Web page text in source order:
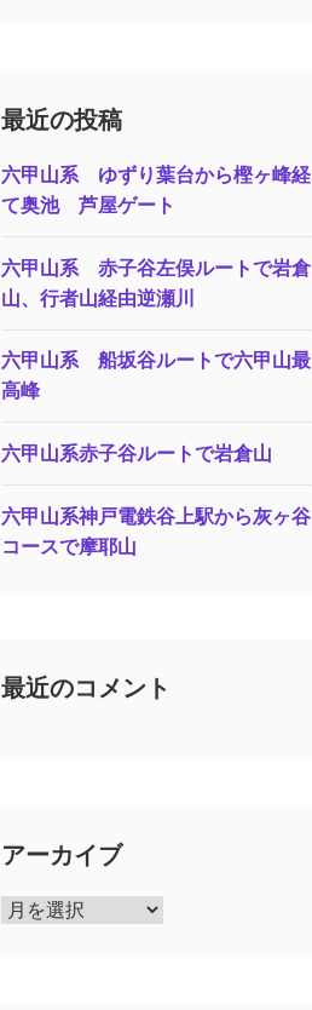
最近の投稿
六甲山系 ゆずり葉台から樫ヶ峰経
て奥池 芦屋ゲート
六甲山系 赤子谷左俣ルートで岩倉
山、行者山経由逆瀬川
六甲山系 船坂谷ルートで六甲山最
高峰
六甲山系赤子谷ルートで岩倉山
六甲山系神戸電鉄谷上駅から灰ヶ谷
コースで摩耶山
最近のコメント
アーカイブ
ア